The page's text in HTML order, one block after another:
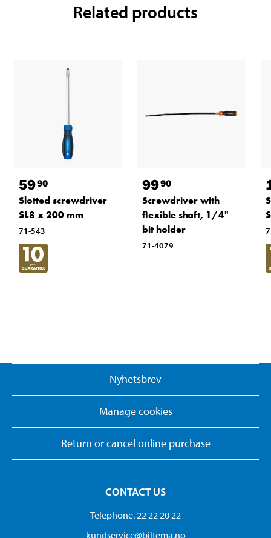
Related products
5990
Slotted screwdriver
SL8 x 200 mm
71-543
9990
Screwdriver with
flexible shaft, 1/4"
bit holder
71-4079
Nyhetsbrev
Manage cookies
Return or cancel online purchase
CONTACT US
Telephone. 22 22 20 22
kundservice@biltema.no